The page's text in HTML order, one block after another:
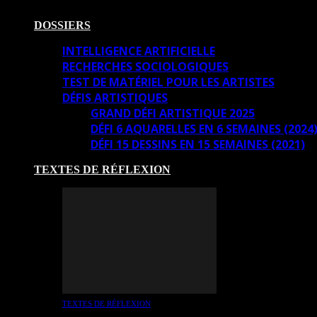
DOSSIERS
INTELLIGENCE ARTIFICIELLE
RECHERCHES SOCIOLOGIQUES
TEST DE MATÉRIEL POUR LES ARTISTES
DÉFIS ARTISTIQUES
GRAND DÉFI ARTISTIQUE 2025
DÉFI 6 AQUARELLES EN 6 SEMAINES (2024)
DÉFI 15 DESSINS EN 15 SEMAINES (2021)
TEXTES DE RÉFLEXION
TEXTES DE RÉFLEXION